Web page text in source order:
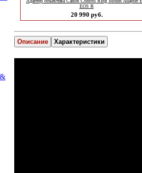
EOS R
20 990 руб.
Описание Характеристики